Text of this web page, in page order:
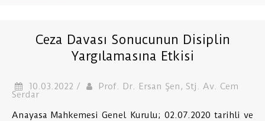
Ceza Davası Sonucunun Disiplin
Yargılamasına Etkisi
10.03.2022 / Prof. Dr. Ersan Şen, Stj. Av. Cem
Serdar
Anayasa Mahkemesi Genel Kurulu; 02.07.2020 tarihli ve